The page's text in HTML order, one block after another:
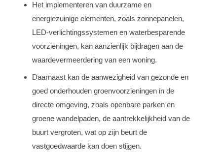
Het implementeren van duurzame en
energiezuinige elementen, zoals zonnepanelen,
LED-verlichtingssystemen en waterbesparende
voorzieningen, kan aanzienlijk bijdragen aan de
waardevermeerdering van een woning.
Daarnaast kan de aanwezigheid van gezonde en
goed onderhouden groenvoorzieningen in de
directe omgeving, zoals openbare parken en
groene wandelpaden, de aantrekkelijkheid van de
buurt vergroten, wat op zijn beurt de
vastgoedwaarde kan doen stijgen.